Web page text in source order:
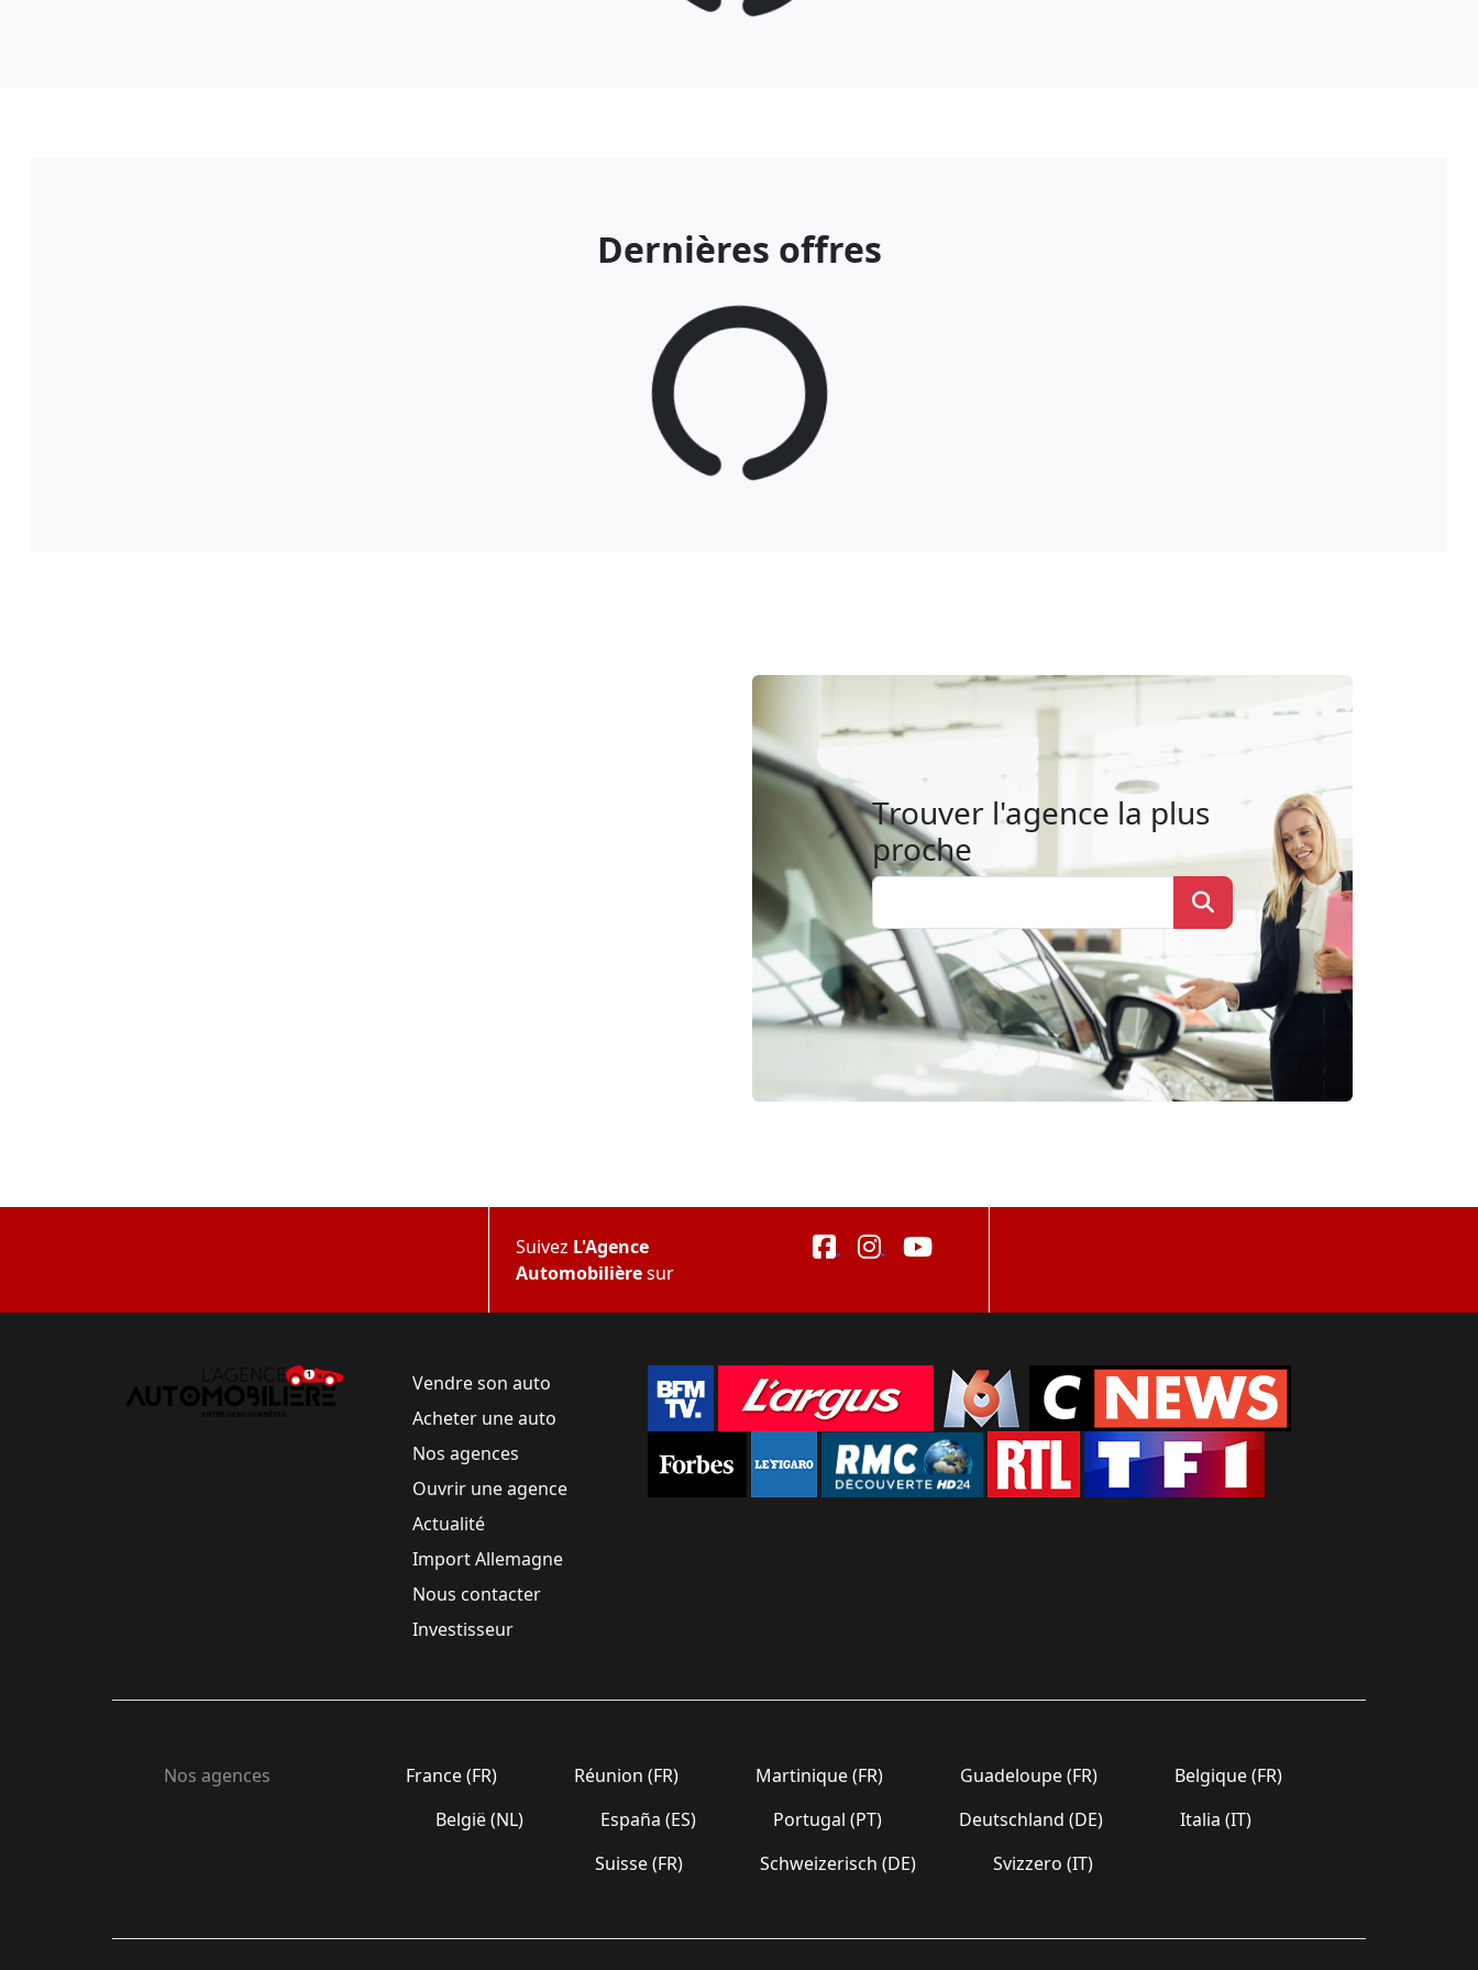
Dernières offres
Trouver l'agence la plus
proche
Suivez L'Agence
Automobilièresur
Vendre son auto
Acheter une auto
Nos agences
Ouvrir une agence
Actualité
Import Allemagne
Nous contacter
Investisseur
Nos agences France (FR) Réunion (FR) Martinique (FR) Guadeloupe (FR)
Belgique (FR)
België (NL)
España (ES) Portugal (PT) Deutschland (DE)
Italia (IT)
Suisse (FR)
Schweizerisch (DE) Svizzero (IT)